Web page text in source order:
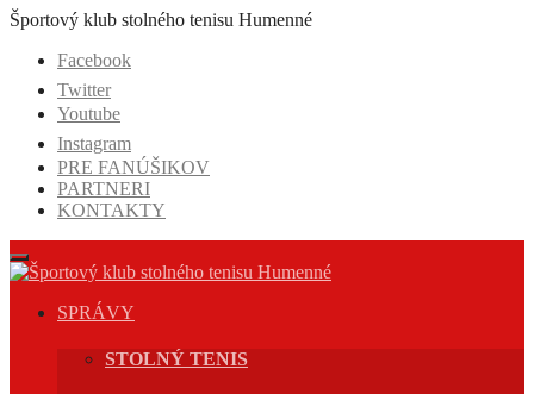
Prejsť
obsah
Športový klub stolného tenisu Humenné
Facebook
Twitter
Youtube
Instagram
PRE FANÚŠIKOV
PARTNERI
KONTAKTY
SPRÁVY
STOLNÝ TENIS